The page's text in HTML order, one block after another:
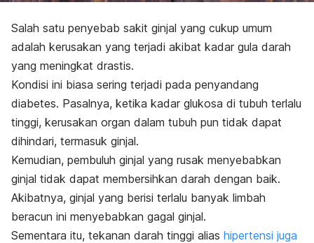
Salah satu penyebab sakit ginjal yang cukup umum
adalah kerusakan yang terjadi akibat kadar gula darah
yang meningkat drastis.
Kondisi ini biasa sering terjadi pada penyandang
diabetes. Pasalnya, ketika kadar glukosa di tubuh terlalu
tinggi, kerusakan organ dalam tubuh pun tidak dapat
dihindari, termasuk ginjal.
Kemudian, pembuluh ginjal yang rusak menyebabkan
ginjal tidak dapat membersihkan darah dengan baik.
Akibatnya, ginjal yang berisi terlalu banyak limbah
beracun ini menyebabkan gagal ginjal.
Sementara itu, tekanan darah tinggi alias hipertensi juga